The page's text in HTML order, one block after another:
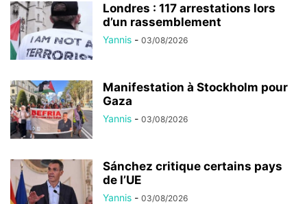
Londres : 117 arrestations lors
d’un rassemblement
Yannis - 03/08/2026
Manifestation à Stockholm pour
Gaza
Yannis - 03/08/2026
Sánchez critique certains pays
de l’UE
Yannis - 03/08/2026